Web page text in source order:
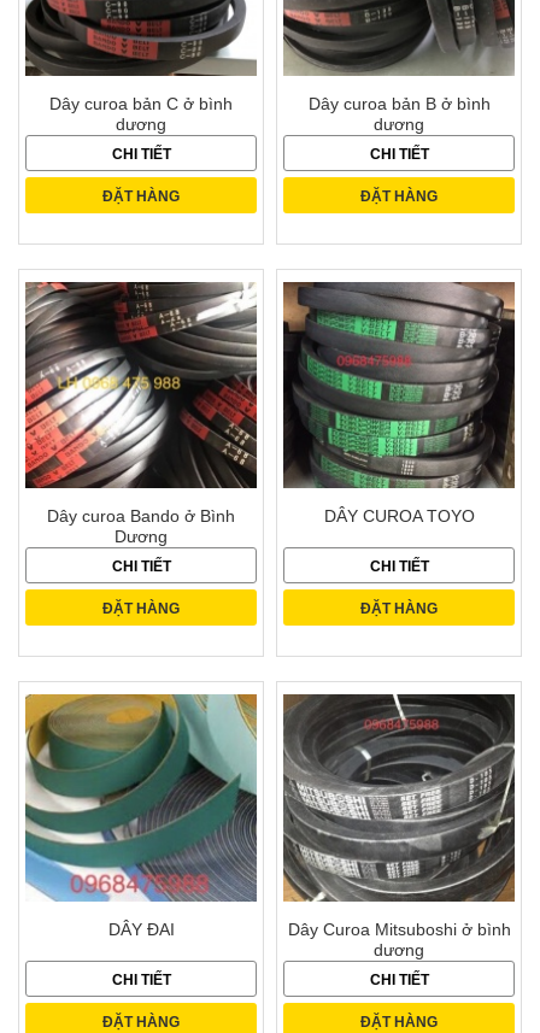
Dây curoa bản C ở bình
dương
CHI TIẾT
ĐẶT HÀNG
Dây curoa bản B ở bình
dương
CHI TIẾT
ĐẶT HÀNG
Dây curoa Bando ở Bình
Dương
CHI TIẾT
ĐẶT HÀNG
DÂY CUROA TOYO
CHI TIẾT
ĐẶT HÀNG
DÂY ĐAI
CHI TIẾT
ĐẶT HÀNG
Dây Curoa Mitsuboshi ở bình
dương
CHI TIẾT
ĐẶT HÀNG